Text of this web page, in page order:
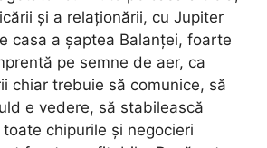
și a relaționării, cu Jupiter
casa a șaptea Balanței, foarte
pe semne de aer, ca
chiar trebuie să comunice, să
e vedere, să stabilească
chipurile și negocieri